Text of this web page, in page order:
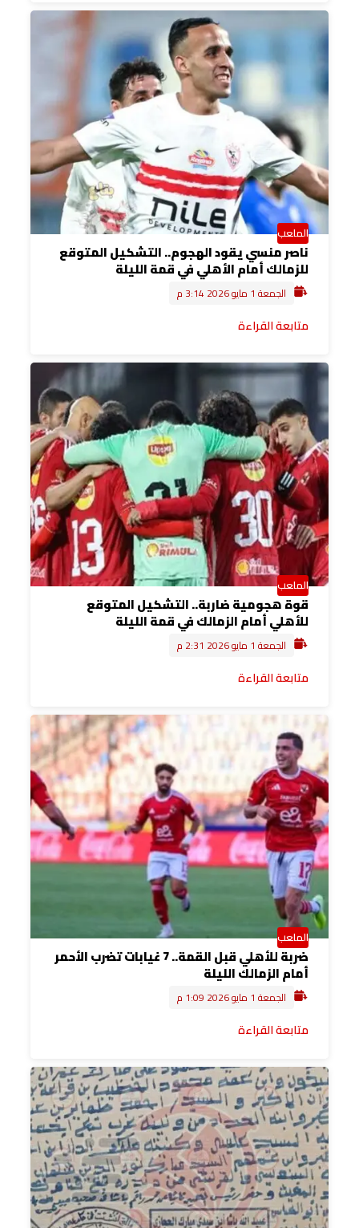
الملعب
ناصر منسي يقود الهجوم.. التشكيل المتوقع
للزمالك أمام الأهلي في قمة الليلة
الجمعة 1 مايو 2026 3:14 م
متابعة القراءة
الملعب
قوة هجومية ضاربة.. التشكيل المتوقع
للأهلي أمام الزمالك في قمة الليلة
الجمعة 1 مايو 2026 2:31 م
متابعة القراءة
الملعب
ضربة للأهلي قبل القمة.. 7 غيابات تضرب الأحمر
أمام الزمالك الليلة
الجمعة 1 مايو 2026 1:09 م
متابعة القراءة